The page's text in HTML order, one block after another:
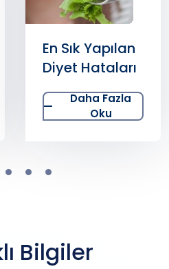
En Sık Yapılan
Diyet Hataları
Daha Fazla
Oku
Bilgiler